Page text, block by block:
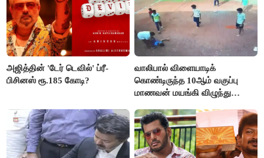
அஜித்தின் 'டேர் டெவில்' ப்ரீ-
பிசினஸ் ரூ.185 கோடி?
வாலிபால் விளையாடிக்
கொண்டிருந்த 10ஆம் வகுப்பு
மாணவன் மயங்கி விழுந்து